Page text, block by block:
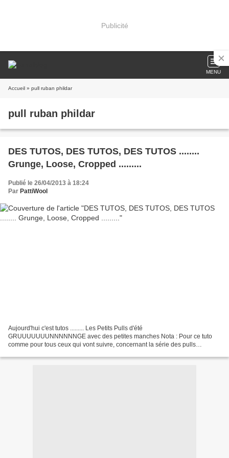
Publicité
MENU
Accueil » pull ruban phildar
pull ruban phildar
DES TUTOS, DES TUTOS, DES TUTOS ........
Grunge, Loose, Cropped .........
Publié le 26/04/2013 à 18:24
Par PattiWool
Aujourd'hui c'est tutos ......... Les Petits Pulls d'été
GRUUUUUUUNNNNNNGE avec des petites manches Nota : Pour ce tuto
comme pour tous ceux qui vont suivre, concernant la série des pulls